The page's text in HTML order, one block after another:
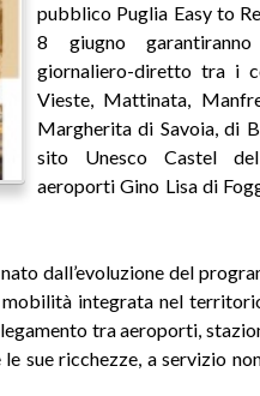
pubblico Puglia Easy to
8 giugno
giornaliero-diretto tra i
Vieste, Mattinata,
Margherita di Savoia, di
sito Unesco Castel
aeroporti Gino Lisa di
dall’evoluzione del
integrata nel
tra aeroporti,
sue ricchezze, a servizio